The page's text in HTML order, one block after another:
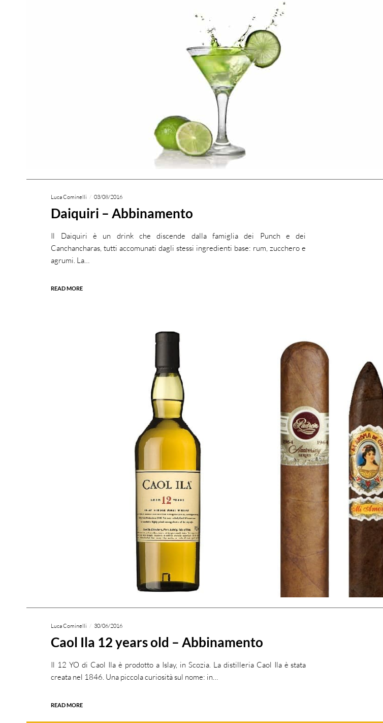
Luca Cominelli 03/08/2016
Daiquiri – Abbinamento
Il Daiquiri è un drink che discende dalla famiglia dei Punch e dei
Canchancharas, tutti accomunati dagli stessi ingredienti base: rum, zucchero e
agrumi. La…
READ MORE
Luca Cominelli 30/06/2016
Caol Ila 12 years old – Abbinamento
Il 12 YO di Caol Ila è prodotto a Islay, in Scozia. La distilleria Caol Ila è stata
creata nel 1846. Una piccola curiosità sul nome: in…
READ MORE